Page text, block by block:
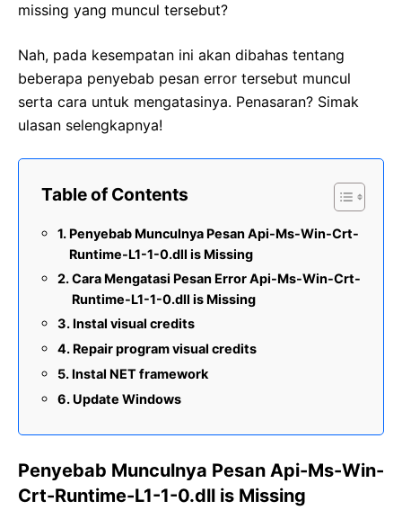
missing yang muncul tersebut?
Nah, pada kesempatan ini akan dibahas tentang
beberapa penyebab pesan error tersebut muncul
serta cara untuk mengatasinya. Penasaran? Simak
ulasan selengkapnya!
Table of Contents
Penyebab Munculnya Pesan Api-Ms-Win-Crt-
Runtime-L1-1-0.dll is Missing
Cara Mengatasi Pesan Error Api-Ms-Win-Crt-
Runtime-L1-1-0.dll is Missing
Instal visual credits
Repair program visual credits
Instal NET framework
Update Windows
Penyebab Munculnya Pesan Api-Ms-Win-
Crt-Runtime-L1-1-0.dll is Missing